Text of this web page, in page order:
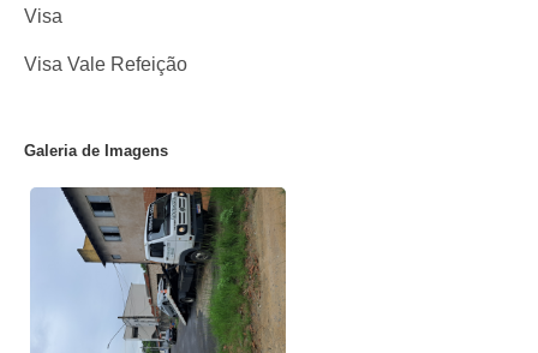
Visa
Visa Vale Refeição
Galeria de Imagens